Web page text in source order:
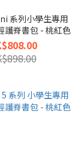
系列小學生專用
護脊書包 - 桃紅色